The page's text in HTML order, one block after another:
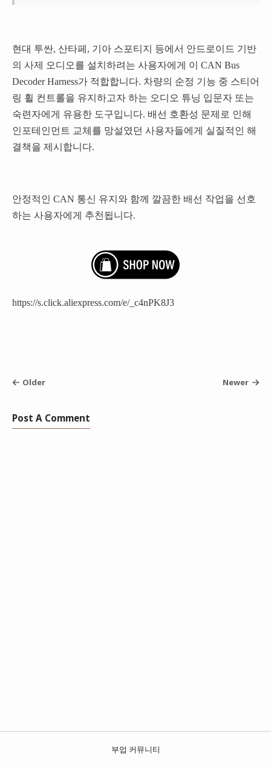
현대 투싼, 산타페, 기아 스포티지 등에서 안드로이드 기반
의 사제 오디오를 설치하려는 사용자에게 이 CAN Bus
Decoder Harness가 적합합니다. 차량의 순정 기능 중 스티어
링 휠 컨트롤을 유지하고자 하는 오디오 튜닝 입문자 또는
숙련자에게 유용한 도구입니다. 배선 호환성 문제로 인해
인포테인먼트 교체를 망설였던 사용자들에게 실질적인 해
결책을 제시합니다.
안정적인 CAN 통신 유지와 함께 깔끔한 배선 작업을 선호
하는 사용자에게 추천됩니다.
https://s.click.aliexpress.com/e/_c4nPK8J3
Older Newer
Post A Comment
부업 커뮤니티